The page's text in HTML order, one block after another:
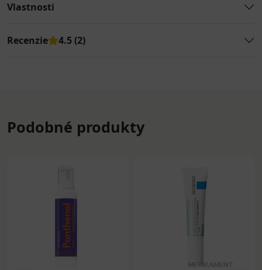
Vlastnosti
Recenzie 4.5 (2)
Podobné produkty